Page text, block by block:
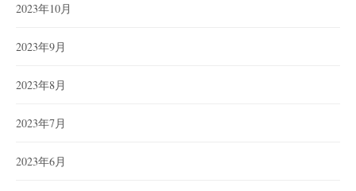
2023年10月
2023年9月
2023年8月
2023年7月
2023年6月